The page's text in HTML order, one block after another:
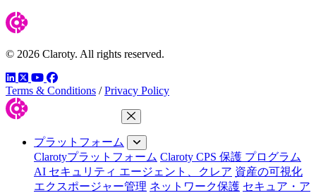
© 2026 Claroty. All rights reserved.
LinkedIn
TwitterYouTube
Facebook
Terms & Conditions / Privacy Policy
メニューを閉じる
プラットフォーム
Clarotyプラットフォーム Claroty CPS 保護 プログラム
AI セキュリティ エージェント、クレア 資産の可視化
エクスポージャー管理 ネットワーク保護 セキュア・ア